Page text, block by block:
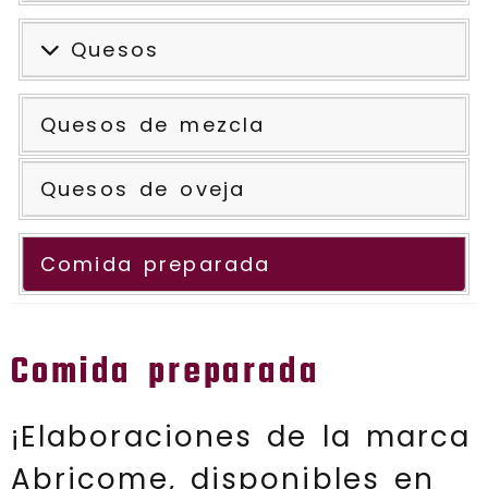
Quesos
Quesos de mezcla
Quesos de oveja
Comida preparada
Comida preparada
¡Elaboraciones de la marca
Abricome, disponibles en